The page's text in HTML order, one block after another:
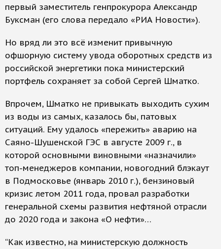
первый заместитель генпрокурора Александр
Буксман (его слова передало «РИА Новости»).
Но вряд ли это всё изменит привычную
офшорную систему увода оборотных средств из
российской энергетики пока министерский
портфель сохраняет за собой Сергей Шматко.
Впрочем, Шматко не привыкать выходить сухим
из воды из самых, казалось бы, патовых
ситуаций. Ему удалось «пережить» аварию на
Саяно-Шушенской ГЭС в августе 2009 г., в
которой основными виновными «назначили»
топ-менеджеров компании, новогодний блэкаут
в Подмосковье (январь 2010 г.), бензиновый
кризис летом 2011 года, провал разработки
генеральной схемы развития нефтяной отрасли
до 2020 года и закона «О нефти»…
“Как известно, на министерскую должность